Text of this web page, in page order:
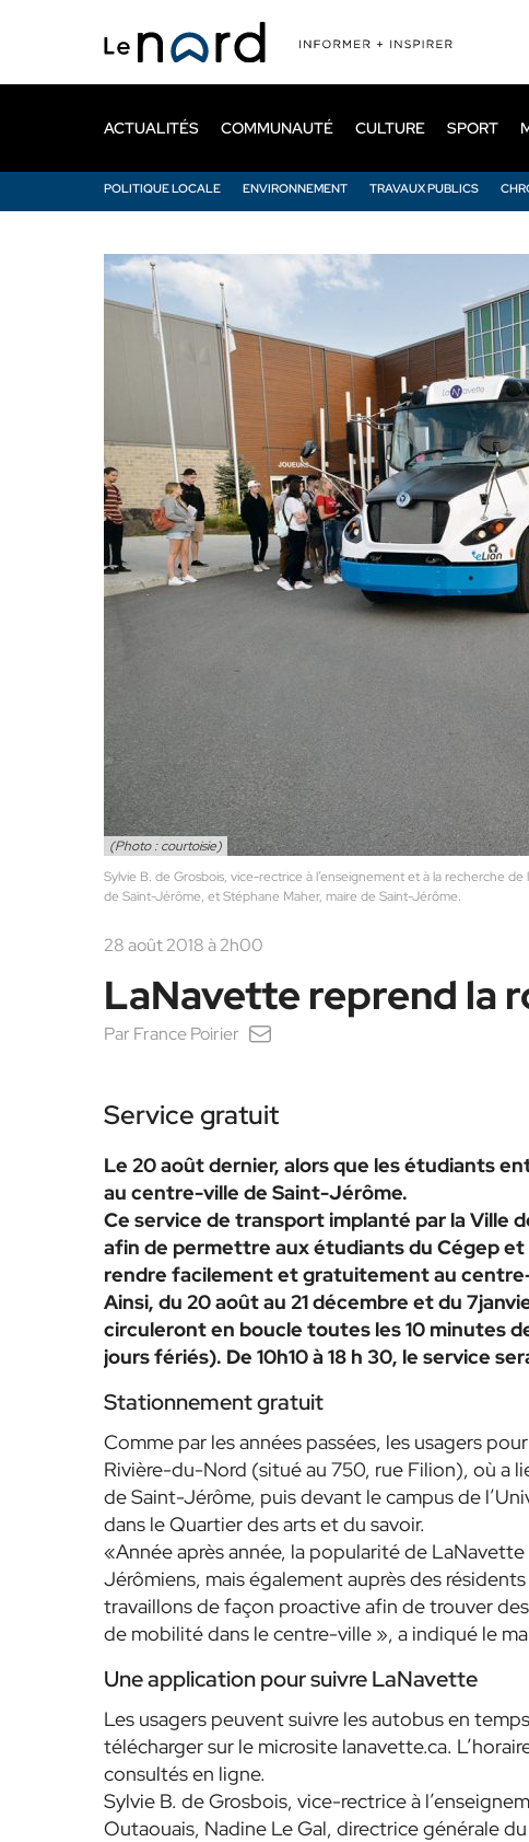
principal
ACTUALITÉS
POLITIQUE LOCALE ENVIRONNEMENT TRAVAUX PUBLICS
COMMUNAUTÉ CULTURE SPORT
(Photo : courtoisie)
Sylvie B. de Grosbois, vice-rectrice à l’enseignement et à la recherche
de Saint-Jérôme, et Stéphane Maher, maire de Saint-Jérôme.
28 août 2018 à 2h00
LaNavette reprend la
Par France Poirier
Service gratuit
Le 20 août dernier, alors que les étudiants
au centre-ville de Saint-Jérôme.
Ce service de transport implanté par la Ville
afin de permettre aux étudiants du Cégep et
rendre facilement et gratuitement au
Ainsi, du 20 août au 21 décembre et du
circuleront en boucle toutes les 10 minutes
jours fériés). De 10h10 à 18 h 30, le service
Stationnement gratuit
Comme par les années passées, les usagers
Rivière-du-Nord (situé au 750, rue Filion), où a
de Saint-Jérôme, puis devant le campus de
dans le Quartier des arts et du savoir.
«Année après année, la popularité de
Jérômiens, mais également auprès des
travaillons de façon proactive afin de trouver
de mobilité dans le centre-ville », a indiqué le
Une application pour suivre LaNavette
Les usagers peuvent suivre les autobus en
télécharger sur le microsite lanavette.ca.
consultés en ligne.
Sylvie B. de Grosbois, vice-rectrice à
Outaouais, Nadine Le Gal, directrice générale